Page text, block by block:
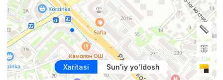
Xaritasi Sun'iy yo'ldosh